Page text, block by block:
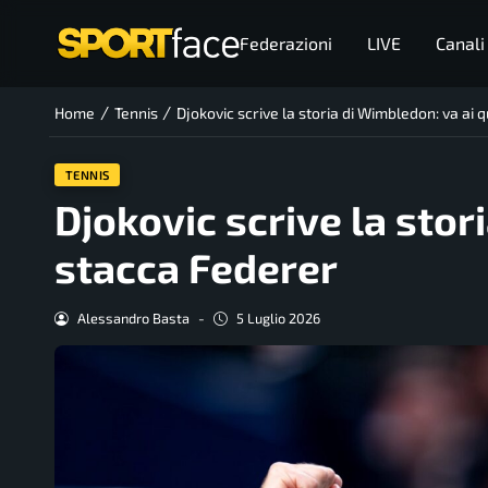
Federazioni LIVE Canali
Home / Tennis / Djokovic scrive la storia di Wimbledon: va ai
TENNIS
Djokovic scrive la
stacca Federer
Alessandro Basta - 5 Luglio 2026